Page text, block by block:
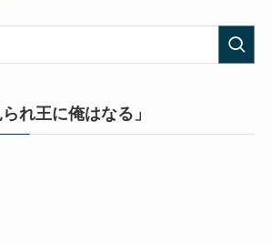
れ王に俺はなる」